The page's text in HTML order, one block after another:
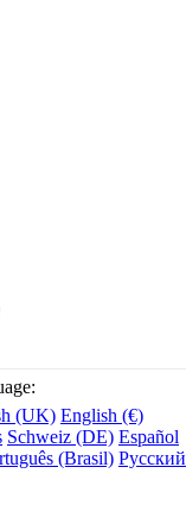
(UK) English (€)
Schweiz (DE) Español
(Brasil) Русский